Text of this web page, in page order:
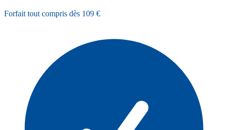
Forfait tout compris dès 109 €